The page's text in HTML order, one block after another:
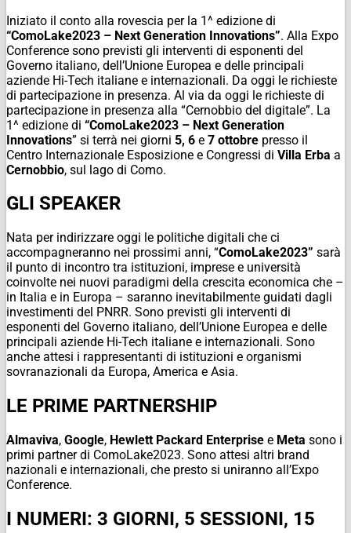
Iniziato il conto alla rovescia per la 1^ edizione di
“ComoLake2023 – Next Generation Innovations”. Alla Expo
Conference sono previsti gli interventi di esponenti del
Governo italiano, dell’Unione Europea e delle principali
aziende Hi-Tech italiane e internazionali. Da oggi le richieste
di partecipazione in presenza. Al via da oggi le richieste di
partecipazione in presenza alla “Cernobbio del digitale”. La
1^ edizione di “ComoLake2023 – Next Generation
Innovations” si terrà nei giorni 5, 6 e 7 ottobre presso il
Centro Internazionale Esposizione e Congressi di Villa Erba a
Cernobbio, sul lago di Como.
GLI SPEAKER
Nata per indirizzare oggi le politiche digitali che ci
accompagneranno nei prossimi anni, “ComoLake2023” sarà
il punto di incontro tra istituzioni, imprese e università
coinvolte nei nuovi paradigmi della crescita economica che –
in Italia e in Europa – saranno inevitabilmente guidati dagli
investimenti del PNRR. Sono previsti gli interventi di
esponenti del Governo italiano, dell’Unione Europea e delle
principali aziende Hi-Tech italiane e internazionali. Sono
anche attesi i rappresentanti di istituzioni e organismi
sovranazionali da Europa, America e Asia.
LE PRIME PARTNERSHIP
Almaviva, Google, Hewlett Packard Enterprise e Meta sono i
primi partner di ComoLake2023. Sono attesi altri brand
nazionali e internazionali, che presto si uniranno all’Expo
Conference.
I NUMERI: 3 GIORNI, 5 SESSIONI, 15